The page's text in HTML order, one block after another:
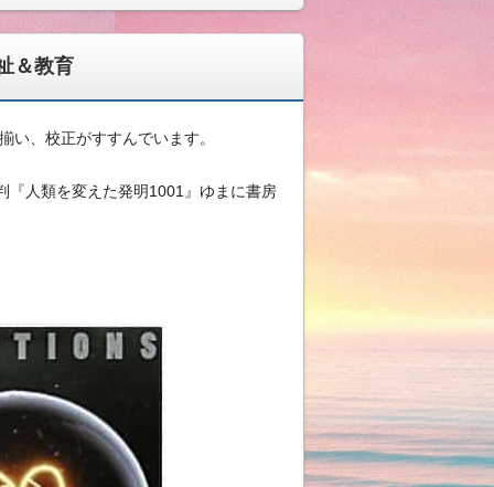
＆教育
、校正がすすんでいます。
『人類を変えた発明1001』ゆまに書房